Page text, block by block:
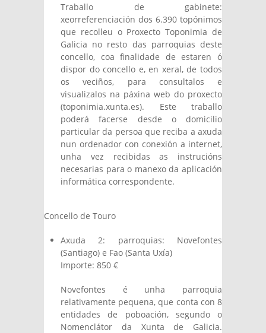
Traballo de gabinete:
xeorreferenciación dos 6.390 topónimos
que recolleu o Proxecto Toponimia de
Galicia no resto das parroquias deste
concello, coa finalidade de estaren ó
dispor do concello e, en xeral, de todos
os veciños, para consultalos e
visualizalos na páxina web do proxecto
(toponimia.xunta.es). Este traballo
poderá facerse desde o domicilio
particular da persoa que reciba a axuda
nun ordenador con conexión a internet,
unha vez recibidas as instrucións
necesarias para o manexo da aplicación
informática correspondente.
Concello de Touro
Axuda 2: parroquias: Novefontes
(Santiago) e Fao (Santa Uxía)
Importe: 850 €
Novefontes é unha parroquia
relativamente pequena, que conta con 8
entidades de poboación, segundo o
Nomenclátor da Xunta de Galicia.